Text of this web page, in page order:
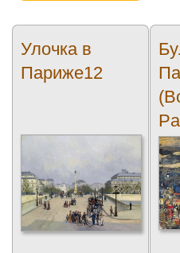
Улочка в
Париже12